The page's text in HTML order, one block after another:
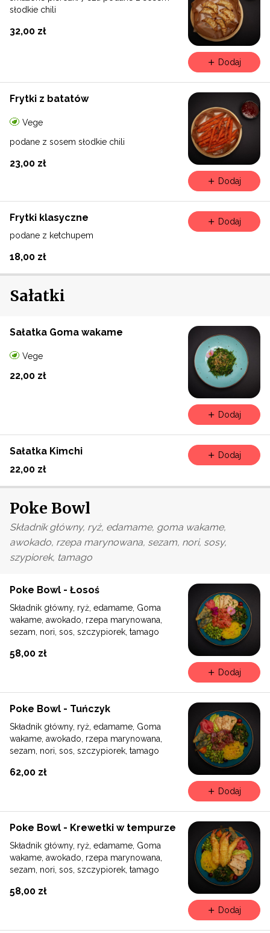
słodkie chili
32,00 zł
Dodaj
Frytki z batatów
Vege
podane z sosem słodkie chili
23,00 zł
Dodaj
Frytki klasyczne
podane z ketchupem
18,00 zł
Dodaj
Sałatki
Sałatka Goma wakame
Vege
22,00 zł
Dodaj
Sałatka Kimchi
22,00 zł
Dodaj
Poke Bowl
Składnik główny, ryż, edamame, goma wakame,
awokado, rzepa marynowana, sezam, nori, sosy,
szypiorek, tamago
Poke Bowl - Łosoś
Składnik główny, ryż, edamame, Goma
wakame, awokado, rzepa marynowana,
sezam, nori, sos, szczypiorek, tamago
58,00 zł
Dodaj
Poke Bowl - Tuńczyk
Składnik główny, ryż, edamame, Goma
wakame, awokado, rzepa marynowana,
sezam, nori, sos, szczypiorek, tamago
62,00 zł
Dodaj
Poke Bowl - Krewetki w tempurze
Składnik główny, ryż, edamame, Goma
wakame, awokado, rzepa marynowana,
sezam, nori, sos, szczypiorek, tamago
58,00 zł
Dodaj